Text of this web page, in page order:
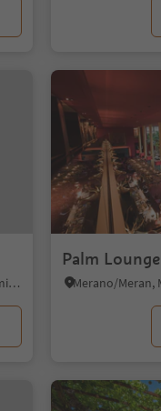
San Cassiano/San Cassiano, Badia, Dolomites Region Alta Badia
Palm Lounge